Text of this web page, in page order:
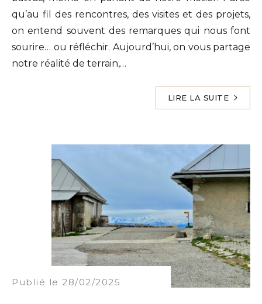
qu’au fil des rencontres, des visites et des projets,
on entend souvent des remarques qui nous font
sourire… ou réfléchir. Aujourd’hui, on vous partage
notre réalité de terrain,…
LIRE LA SUITE
Publié le 28/02/2025